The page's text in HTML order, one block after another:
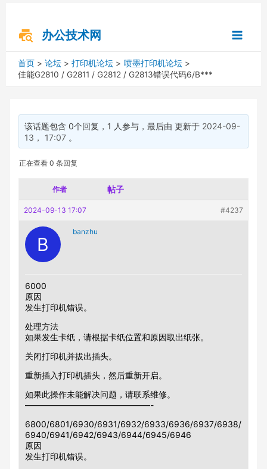
办公技术网
Menu
首页 论坛 打印机论坛
喷墨打印机论坛
佳能G2810 / G2811 / G2812 / G2813错误代码6/B***
该话题包含 0个回复，1 人参与，最后由 更新于 2024-09-
13， 17:07 。
正在查看 0 条回复
作者 帖子
2024-09-13 17:07 #4237
banzhu
6000
原因
发生打印机错误。
处理方法
如果发生卡纸，请根据卡纸位置和原因取出纸张。
关闭打印机并拔出插头。
重新插入打印机插头，然后重新开启。
如果此操作未能解决问题，请联系维修。
———————————————-
6800/6801/6930/6931/6932/6933/6936/6937/6938/
6940/6941/6942/6943/6944/6945/6946
原因
发生打印机错误。